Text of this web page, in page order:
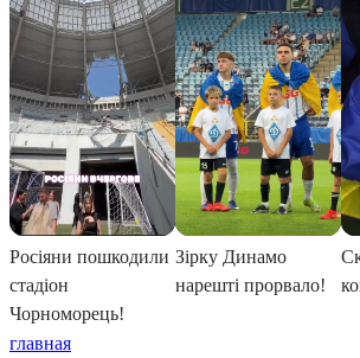
главная